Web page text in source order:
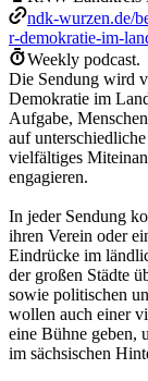
ndk-wurzen.de/
r-demokratie-im-
Weekly podcast.
Die Sendung wird
Demokratie im
Aufgabe,
auf
vielfältiges
engagieren.
In jeder Sendung
ihren Verein oder
Eindrücke im
der großen Städte
sowie politischen
wollen auch einer
eine Bühne geben,
im sächsischen